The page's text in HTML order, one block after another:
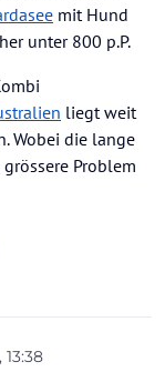
mit Hund
unter 800 p.P.
liegt weit
Wobei die lange
Problem
13:38